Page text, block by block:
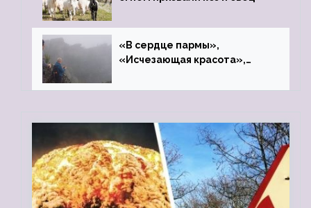
«В сердце пармы»,
«Исчезающая красота»,